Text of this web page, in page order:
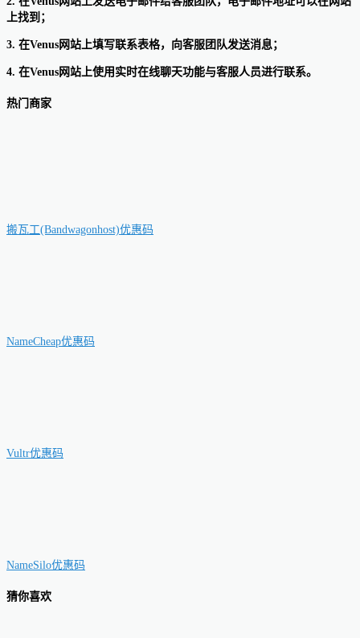
上找到；
3. 在Venus网站上填写联系表格，向客服团队发送消息；
4. 在Venus网站上使用实时在线聊天功能与客服人员进行联系。
热门商家
搬瓦工(Bandwagonhost)优惠码
NameCheap优惠码
Vultr优惠码
NameSilo优惠码
猜你喜欢